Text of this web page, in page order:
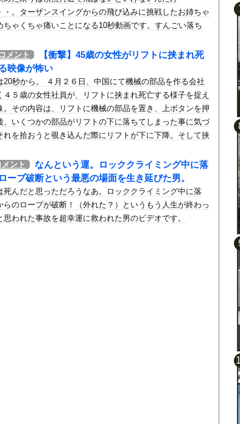
すよ』
ーンのモザ無し映像が公開される。
レン加入の噂に「なぜ調和がある現体制を...
ンでいいの…？」
自殺
されてたらｗｗｗ
画が拡散されてしまう…
直後の日本の対応のスピードに世界が衝撃
男
、爆笑されてしまうｗｗｗ
鑑定をするがいいな？と問うと、元嫁...
2000％急増…ウクライナメディア！
、様々な憶測が飛び交う。1週間ぶりの投...
」
・。ターザンスイングからの飛び込みに挑戦したお姉ちゃ
ちゃくちゃ痛いことになる10秒動画です。すんごい落ち
コメント
【衝撃】45歳の女性がリフトに挟まれ死
映像が怖い
20秒から。 ４月２６日、中国にて機械の部品を作る会社
４５歳の女性社員が、リフトに挟まれ死亡する様子を捉え
。その内容は、リフトに機械の部品を置き、上ボタンを押
、いくつかの部品がリフトの下に落ちてしまった事に気づ
れを拾おうと覗き込んだ際にリフトが下に下降。そして挟
は不明で現在調査中との事。
メント
なんという運。ロッククライミング中に落
ープ破断という最悪の場面を生き延びた男。
死んだと思っただろうなあ。ロッククライミング中に落
らのロープが破断！（外れた？）というもう人生が終わっ
思われた事故を超幸運に救われた男のビデオです。